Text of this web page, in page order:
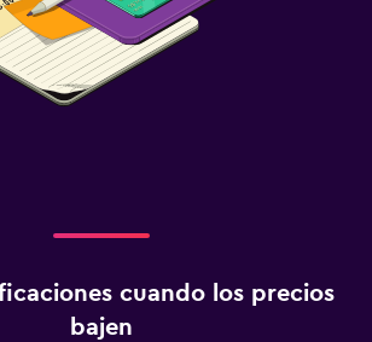
cuando los precios
bajen